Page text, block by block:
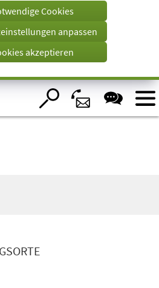
Cookies
anpassen
akzeptieren